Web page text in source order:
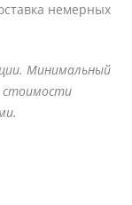
немерных
Минимальный
стоимости